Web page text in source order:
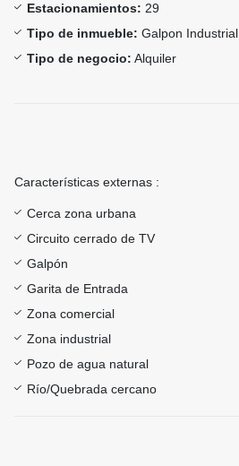
Estacionamientos: 29
Tipo de inmueble: Galpon Industrial
Tipo de negocio: Alquiler
Características externas :
Cerca zona urbana
Circuito cerrado de TV
Galpón
Garita de Entrada
Zona comercial
Zona industrial
Pozo de agua natural
Río/Quebrada cercano